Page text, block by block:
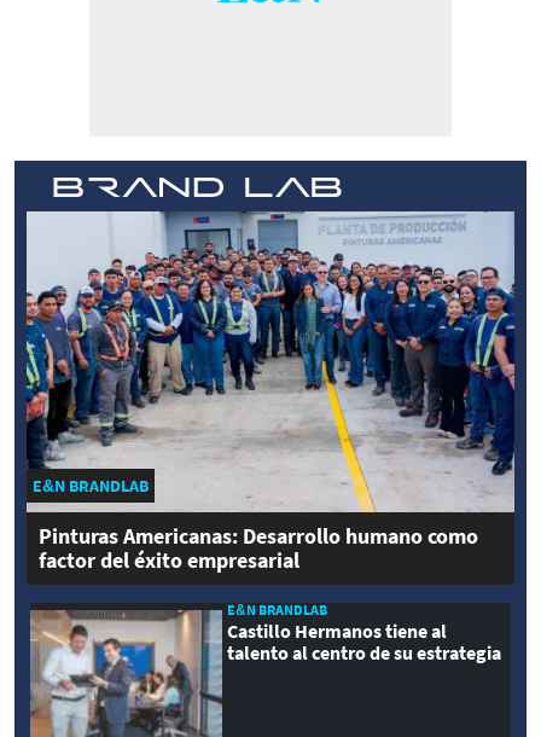
E&N BRANDLAB
Pinturas Americanas: Desarrollo humano como
factor del éxito empresarial
E&N BRANDLAB
Castillo Hermanos tiene al
talento al centro de su estrategia